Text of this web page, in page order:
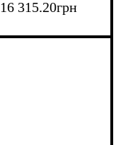
16 315.20грн